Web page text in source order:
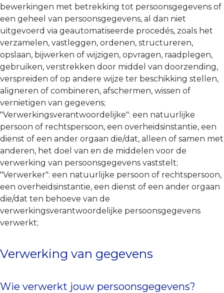
bewerkingen met betrekking tot persoonsgegevens of
een geheel van persoonsgegevens, al dan niet
uitgevoerd via geautomatiseerde procedés, zoals het
verzamelen, vastleggen, ordenen, structureren,
opslaan, bijwerken of wijzigen, opvragen, raadplegen,
gebruiken, verstrekken door middel van doorzending,
verspreiden of op andere wijze ter beschikking stellen,
aligneren of combineren, afschermen, wissen of
vernietigen van gegevens;
"Verwerkingsverantwoordelijke": een natuurlijke
persoon of rechtspersoon, een overheidsinstantie, een
dienst of een ander orgaan die/dat, alleen of samen met
anderen, het doel van en de middelen voor de
verwerking van persoonsgegevens vaststelt;
"Verwerker": een natuurlijke persoon of rechtspersoon,
een overheidsinstantie, een dienst of een ander orgaan
die/dat ten behoeve van de
verwerkingsverantwoordelijke persoonsgegevens
verwerkt;
Verwerking van gegevens
Wie verwerkt jouw persoonsgegevens?